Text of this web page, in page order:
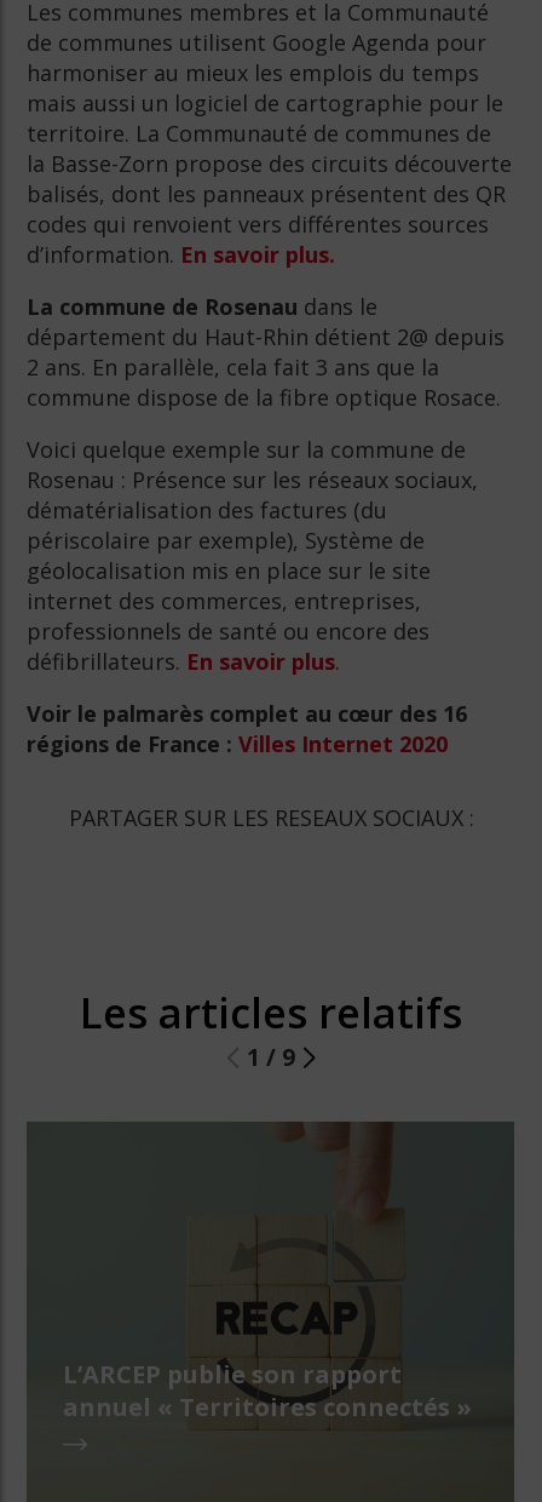
Les communes membres et la Communauté
de communes utilisent Google Agenda pour
harmoniser au mieux les emplois du temps
mais aussi un logiciel de cartographie pour le
territoire. La Communauté de communes de
la Basse-Zorn propose des circuits découverte
balisés, dont les panneaux présentent des QR
codes qui renvoient vers différentes sources
d’information. En savoir plus.
La commune de Rosenau dans le
département du Haut-Rhin détient 2@ depuis
2 ans. En parallèle, cela fait 3 ans que la
commune dispose de la fibre optique Rosace.
Voici quelque exemple sur la commune de
Rosenau : Présence sur les réseaux sociaux,
dématérialisation des factures (du
périscolaire par exemple), Système de
géolocalisation mis en place sur le site
internet des commerces, entreprises,
professionnels de santé ou encore des
défibrillateurs. En savoir plus.
Voir le palmarès complet au cœur des 16
régions de France :Villes Internet 2020
PARTAGER SUR LES RESEAUX SOCIAUX :
Les articles relatifs
1 / 9
L’ARCEP publie son rapport
annuel « Territoires connectés »